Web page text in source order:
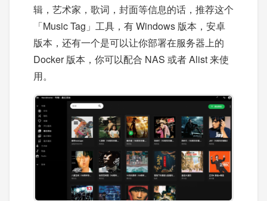
辑，艺术家，歌词，封面等信息的话，推荐这个
「Music Tag」工具，有 Windows 版本，安卓
版本，还有一个是可以让你部署在服务器上的
Docker 版本，你可以配合 NAS 或者 Alist 来使
用。